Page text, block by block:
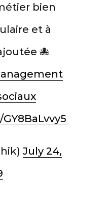
bien
et à
🐙
July 24,